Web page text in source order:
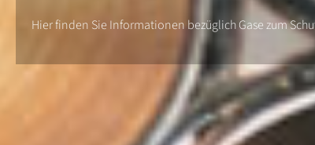
Hier finden Sie Informationen bezüglich Gase zum